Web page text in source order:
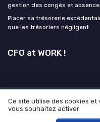
gestion des congés et
Placer sa trésorerie
que les trésoriers négligent
CFO at WORK !
Mentions légales
enquête 2025 sur l'
Ce site utilise des cookies et
vous souhaitez activer